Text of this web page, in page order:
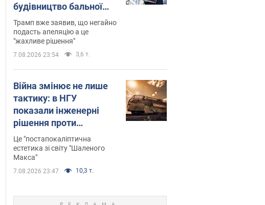
будівництво бальної
зали за $400 млн
Трамп вже заявив, що негайно
подасть апеляцію а це
"жахливе рішення"
7.08.2026 23:54 3,6 т.
Війна змінює не лише
тактику: в НГУ
показали інженерні
рішення проти
російських FPV-дронів.
Фото
Це "постапокаліптична
естетика зі світу "Шаленого
Макса"
7.08.2026 23:47 10,3 т.